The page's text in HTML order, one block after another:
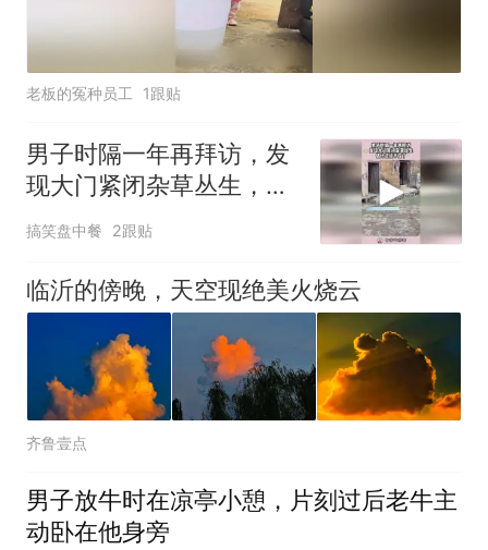
老板的冤种员工 1跟贴
男子时隔一年再拜访，发
现大门紧闭杂草丛生，估
计已经不在了！
搞笑盘中餐 2跟贴
临沂的傍晚，天空现绝美火烧云
齐鲁壹点
男子放牛时在凉亭小憩，片刻过后老牛主
动卧在他身旁